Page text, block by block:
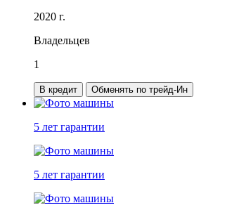
2020 г.
Владельцев
1
В кредит Обменять по трейд-Ин
5 лет гарантии
5 лет гарантии